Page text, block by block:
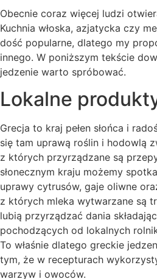
Obecnie coraz więcej ludzi
Kuchnia włoska, azjatycka czy
dość popularne, dlatego my
innego. W poniższym tekście
jedzenie warto spróbować.
Lokalne
Grecja to kraj pełen słońca i
się tam uprawą roślin i hodowlą
z których przyrządzane są
słonecznym kraju możemy
uprawy cytrusów, gaje oliwne
z których mleka wytwarzane są
lubią przyrządzać dania
pochodzących od lokalnych
To właśnie dlatego greckie
tym, że w recepturach
warzyw i owoców.